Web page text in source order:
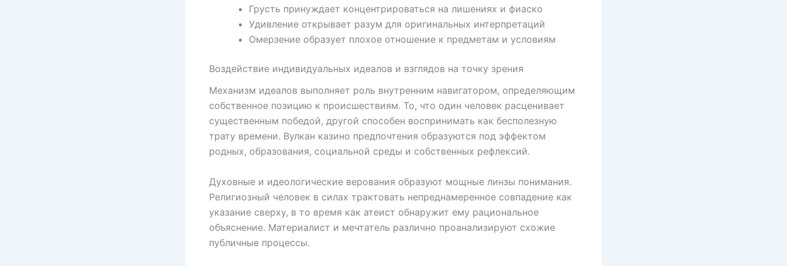
Грусть принуждает концентрироваться на лишениях и фиаско
Удивление открывает разум для оригинальных интерпретаций
Омерзение образует плохое отношение к предметам и условиям
Воздействие индивидуальных идеалов и взглядов на точку зрения
Механизм идеалов выполняет роль внутренним навигатором, определяющим
собственное позицию к происшествиям. То, что один человек расценивает
существенным победой, другой способен воспринимать как бесполезную
трату времени. Вулкан казино предпочтения образуются под эффектом
родных, образования, социальной среды и собственных рефлексий.
Духовные и идеологические верования образуют мощные линзы понимания.
Религиозный человек в силах трактовать непреднамеренное совпадение как
указание сверху, в то время как атеист обнаружит ему рациональное
объяснение. Материалист и мечтатель различно проанализируют схожие
публичные процессы.